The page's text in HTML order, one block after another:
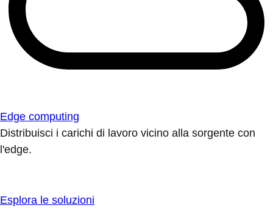
Edge computing
Distribuisci i carichi di lavoro vicino alla sorgente con
l'edge.
Esplora le soluzioni